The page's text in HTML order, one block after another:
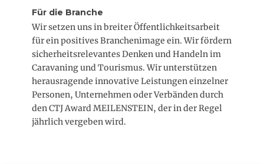
Für die Branche
Wir setzen uns in breiter Öffentlichkeitsarbeit
für ein positives Branchenimage ein. Wir fördern
sicherheitsrelevantes Denken und Handeln im
Caravaning und Tourismus. Wir unterstützen
herausragende innovative Leistungen einzelner
Personen, Unternehmen oder Verbänden durch
den CTJ Award MEILENSTEIN, der in der Regel
jährlich vergeben wird.